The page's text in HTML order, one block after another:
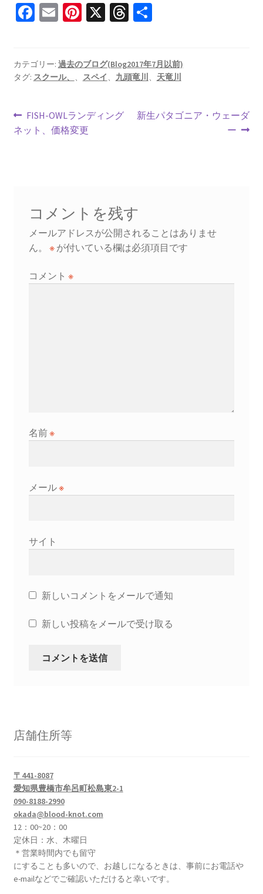
Fa
o
o
k
E
l
Pi
es
t
X T
ds
共
カテゴリー: 過去のブログ(Blog2017年7月以前)
タグ: スクール、 、 スペイ 、 九頭竜川 、 天竜川
投
稿
ゲ
ー
シ
ョ
前
の
FISH-OWLランディング
ネット、価格変更
次
新生パタゴニア・ウェーダ
ー
コメントを残す
メールアドレスが公開されることはありませ
ん。
※が付いている欄は必須項目です
コメント ※
名前※
メール※
サイト
新しいコメントをメールで通知
新しい投稿をメールで受け取る
店舗住所等
〒441-8087
愛知県豊橋市牟呂町松島東2-1
090-8188-2990
okada@blood-knot.com
12：00~20：00
定休日：水、木曜日
＊営業時間内でも留守
にすることも多いので、お越しになるときは、事前にお電話や
e-mailなどでご確認いただけると幸いです。